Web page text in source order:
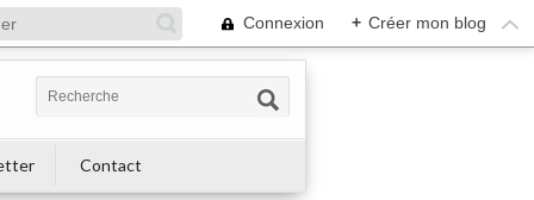
Connexion + Créer mon blog
Contact